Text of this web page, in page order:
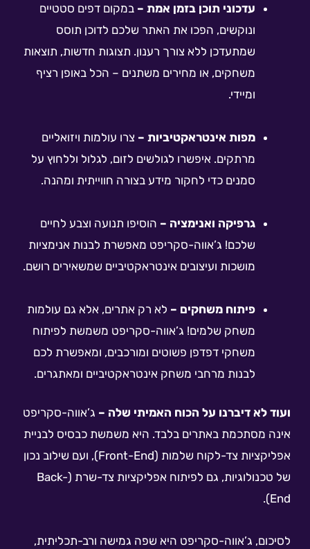
עדכוני תוכן בזמן אמת – במקום דפים סטטיים
ונוקשים, הפכו את האתר שלכם לדוכן תוסס
שמתעדכן ללא צורך רענון. תצוגות חדשות, תוצאות
משחקים, או מחירים משתנים – הכל באופן רציף
ומיידי.
מפות אינטראקטיביות – צרו עולמות ויזואליים
מרתקים. איפשרו לגולשים לזום, לגלול וללחוץ על
סמנים כדי לחקור מידע בצורה חווייתית ומהנה.
גרפיקה ואנימציה – הוסיפו תנועה וצבע לחיים
שלכם! ג’אווה-סקריפט מאפשרת לבנות אנימציות
מושכות ועיצובים אינטראקטיביים שמשאירים רושם.
פיתוח משחקים – לא רק אתרים, אלא גם עולמות
משחק שלמים! ג’אווה-סקריפט משמשת לפיתוח
משחקי דפדפן פשוטים ומורכבים, ומאפשרת לכם
לבנות מרחבי משחק אינטראקטיביים ומאתגרים.
ועוד לא דיברנו על הכוח האמיתי שלה – ג’אווה-סקריפט
אינה מסתכמת באתרים בלבד. היא משמשת כבסיס לבניית
אפליקציות צד-לקוח שלמות (Front-End), ועם שילוב נכון
של טכנולוגיות, גם לפיתוח אפליקציות צד-שרת (Back-
End).
לסיכום, ג’אווה-סקריפט היא שפה גמישה ורב-תכליתית,